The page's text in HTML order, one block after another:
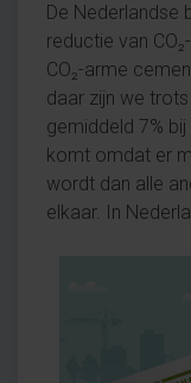
De Nederlandse
reductie van
CO₂-arme
daar zijn we
gemiddeld 7%
komt omdat er
wordt dan alle
elkaar. In